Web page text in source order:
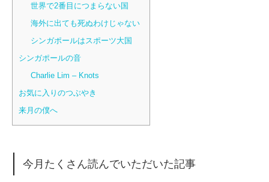
世界で2番目につまらない国
海外に出ても死ぬわけじゃない
シンガポールはスポーツ大国
シンガポールの音
Charlie Lim – Knots
お気に入りのつぶやき
来月の僕へ
今月たくさん読んでいただいた記事